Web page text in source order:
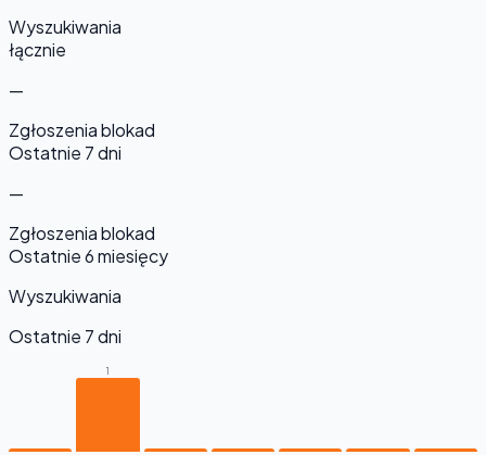
Wyszukiwania
łącznie
—
Zgłoszenia blokad
Ostatnie 7 dni
—
Zgłoszenia blokad
Ostatnie 6 miesięcy
Wyszukiwania
Ostatnie 7 dni
1